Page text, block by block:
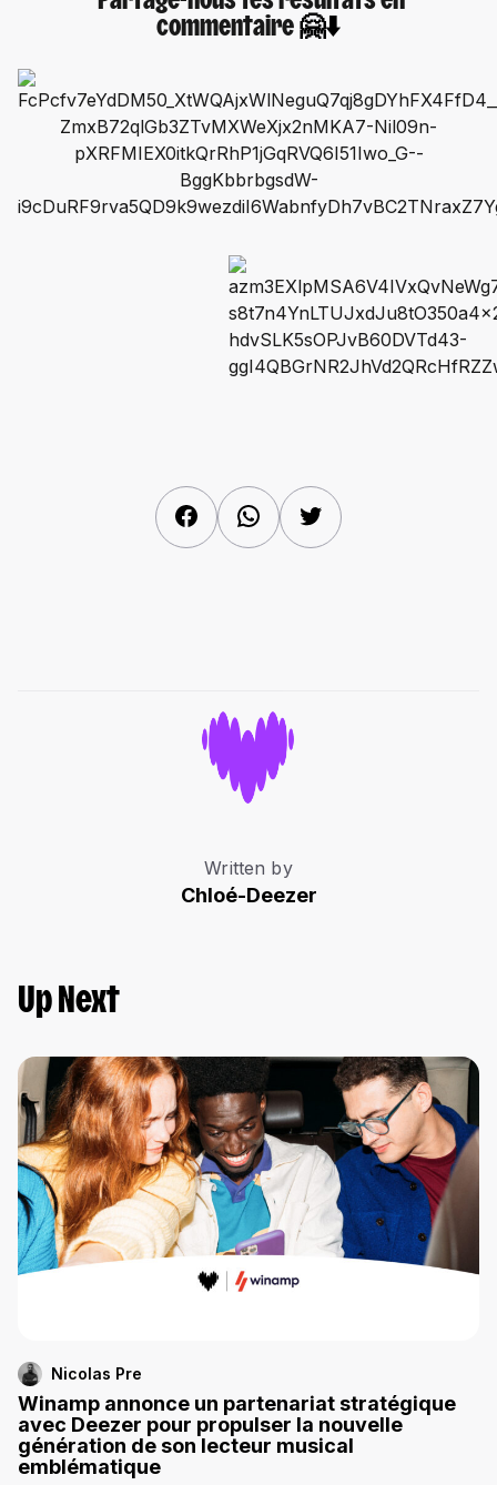
commentaire 🤗⬇️
FacebookWhatsAppTwitter
Written by
Chloé-Deezer
Up Next
Nicolas Pre
Winamp annonce un partenariat stratégique
avec Deezer pour propulser la nouvelle
génération de son lecteur musical
emblématique